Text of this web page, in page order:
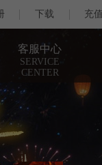
客服中心
SERVICE
CENTER